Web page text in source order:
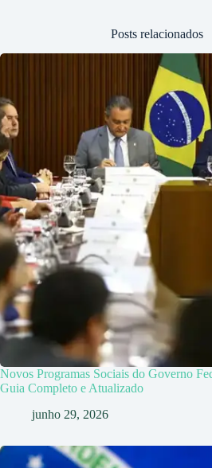
Posts relacionados
Novos Programas Sociais do Governo
Guia Completo e Atualizado
junho 29, 2026